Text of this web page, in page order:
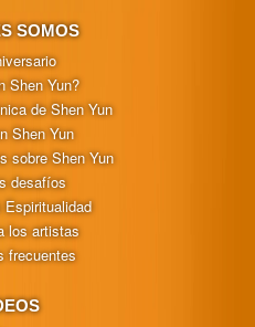
SOMOS
Shen Yun?
de Shen Yun
Shen Yun
sobre Shen Yun
desafíos
Espiritualidad
los artistas
frecuentes